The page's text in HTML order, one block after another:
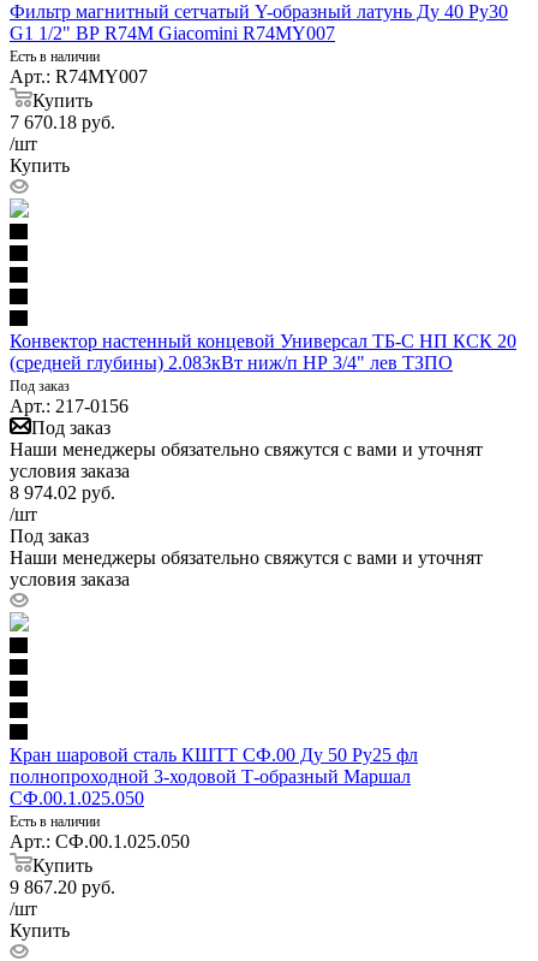
Фильтр магнитный сетчатый Y-образный латунь Ду 40 Ру30
G1 1/2" ВР R74M Giacomini R74MY007
Есть в наличии
Арт.: R74MY007
Купить
7 670.18 руб.
/шт
Купить
Конвектор настенный концевой Универсал ТБ-С НП КСК 20
(средней глубины) 2.083кВт ниж/п НР 3/4" лев ТЗПО
Под заказ
Арт.: 217-0156
Под заказ
Наши менеджеры обязательно свяжутся с вами и уточнят
условия заказа
8 974.02 руб.
/шт
Под заказ
Наши менеджеры обязательно свяжутся с вами и уточнят
условия заказа
Кран шаровой сталь КШТТ СФ.00 Ду 50 Ру25 фл
полнопроходной 3-ходовой Т-образный Маршал
СФ.00.1.025.050
Есть в наличии
Арт.: СФ.00.1.025.050
Купить
9 867.20 руб.
/шт
Купить